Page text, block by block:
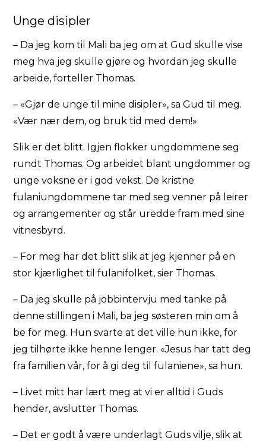
Unge disipler
– Da jeg kom til Mali ba jeg om at Gud skulle vise
meg hva jeg skulle gjøre og hvordan jeg skulle
arbeide, forteller Thomas.
– «Gjør de unge til mine disipler», sa Gud til meg.
«Vær nær dem, og bruk tid med dem!»
Slik er det blitt. Igjen flokker ungdommene seg
rundt Thomas. Og arbeidet blant ungdommer og
unge voksne er i god vekst. De kristne
fulaniungdommene tar med seg venner på leirer
og arrangementer og står uredde fram med sine
vitnesbyrd.
– For meg har det blitt slik at jeg kjenner på en
stor kjærlighet til fulanifolket, sier Thomas.
– Da jeg skulle på jobbintervju med tanke på
denne stillingen i Mali, ba jeg søsteren min om å
be for meg. Hun svarte at det ville hun ikke, for
jeg tilhørte ikke henne lenger. «Jesus har tatt deg
fra familien vår, for å gi deg til fulaniene», sa hun.
– Livet mitt har lært meg at vi er alltid i Guds
hender, avslutter Thomas.
– Det er godt å være underlagt Guds vilje, slik at